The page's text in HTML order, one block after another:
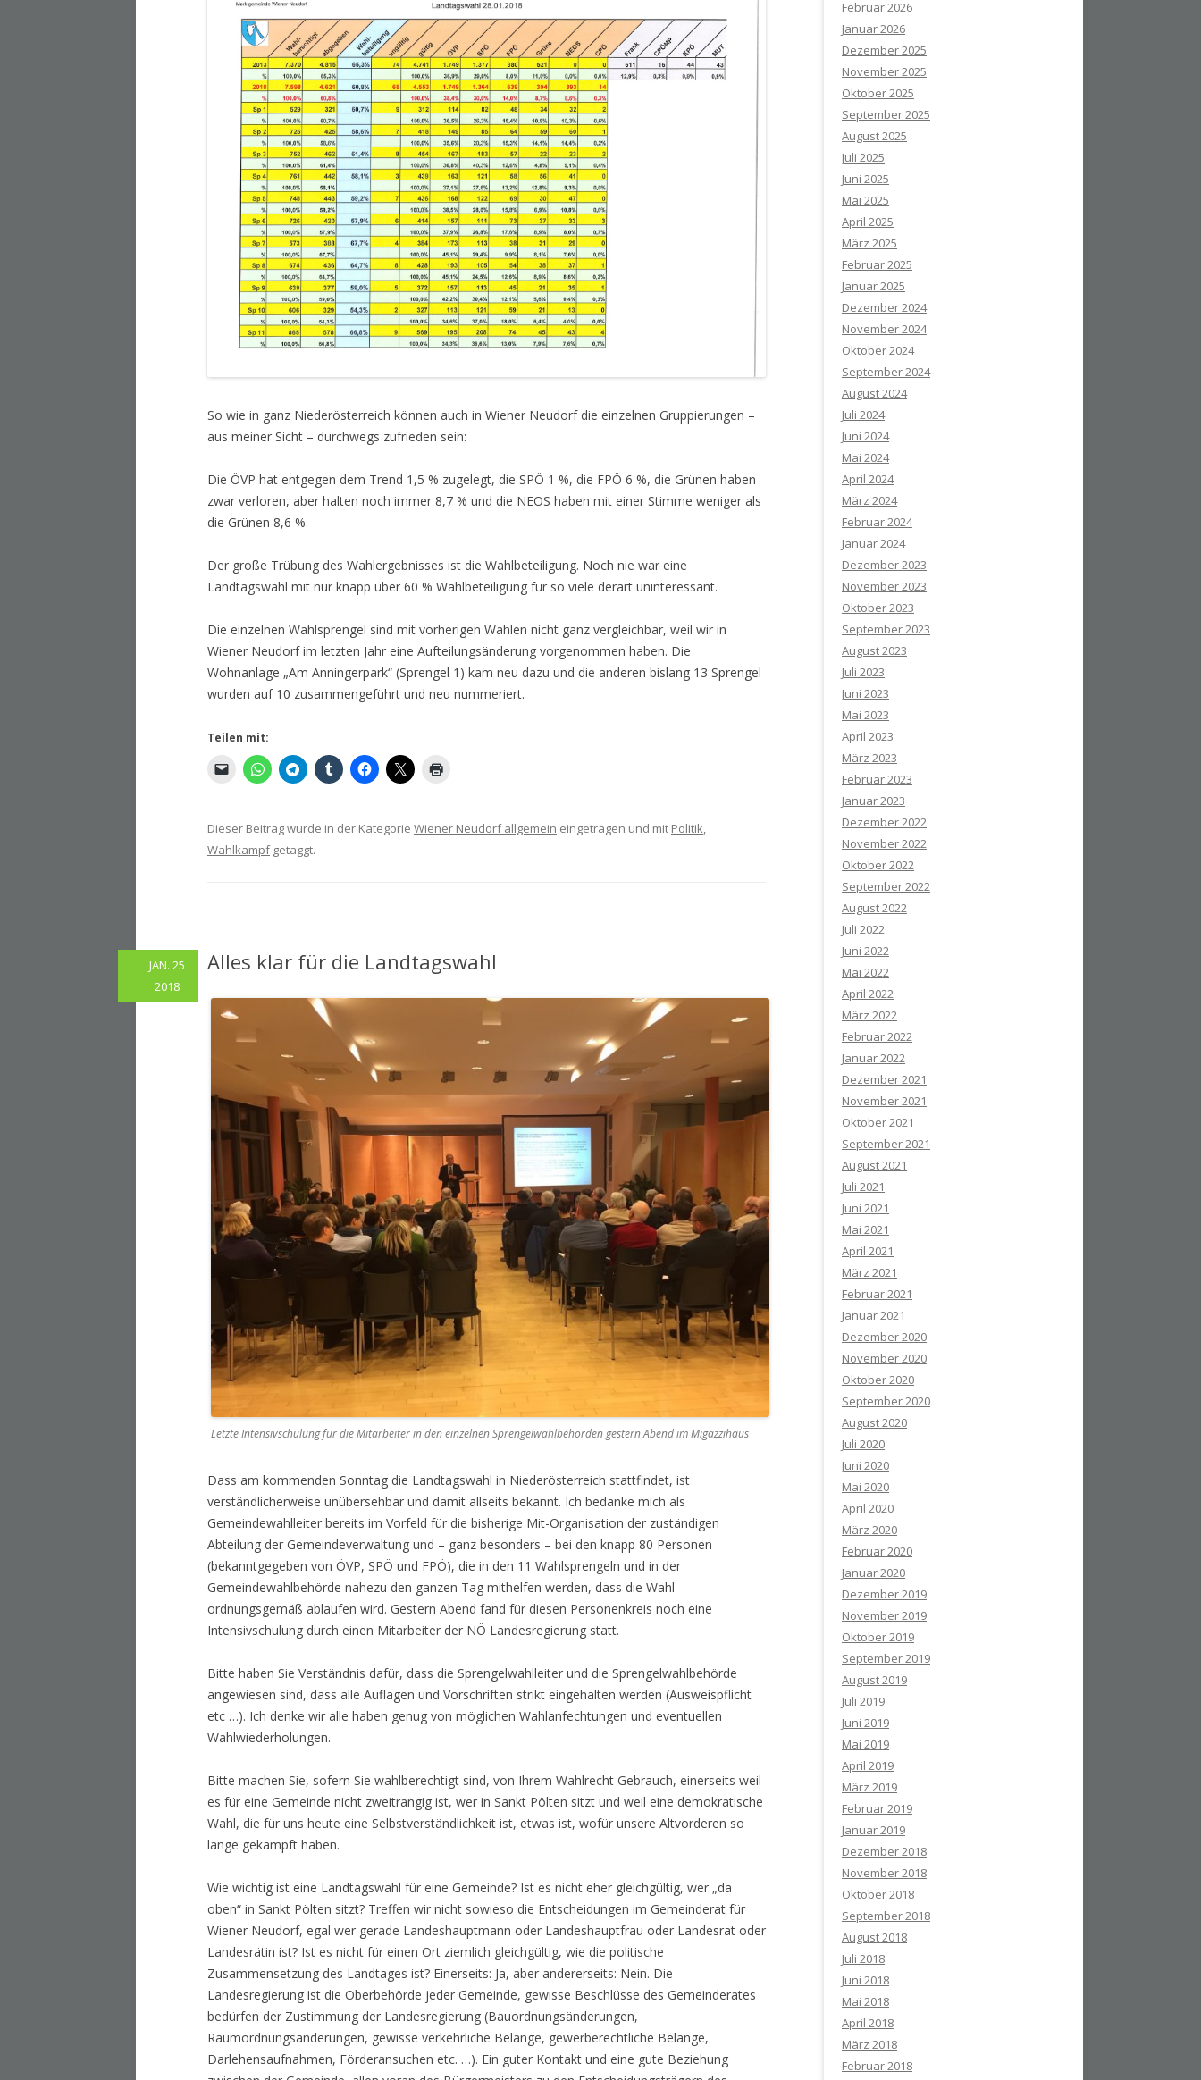
So wie in ganz Niederösterreich können auch in Wiener Neudorf die einzelnen Gruppierungen –
aus meiner Sicht – durchwegs zufrieden sein:
Die ÖVP hat entgegen dem Trend 1,5 % zugelegt, die SPÖ 1 %, die FPÖ 6 %, die Grünen haben
zwar verloren, aber halten noch immer 8,7 % und die NEOS haben mit einer Stimme weniger als
die Grünen 8,6 %.
Der große Trübung des Wahlergebnisses ist die Wahlbeteiligung. Noch nie war eine
Landtagswahl mit nur knapp über 60 % Wahlbeteiligung für so viele derart uninteressant.
Die einzelnen Wahlsprengel sind mit vorherigen Wahlen nicht ganz vergleichbar, weil wir in
Wiener Neudorf im letzten Jahr eine Aufteilungsänderung vorgenommen haben. Die
Wohnanlage „Am Anningerpark“ (Sprengel 1) kam neu dazu und die anderen bislang 13 Sprengel
wurden auf 10 zusammengeführt und neu nummeriert.
Teilen mit:
Dieser Beitrag wurde in der Kategorie Wiener Neudorf allgemein eingetragen und mit Politik,
Wahlkampfgetaggt.
Alles klar für die Landtagswahl
Letzte Intensivschulung für die Mitarbeiter in den einzelnen Sprengelwahlbehörden gestern Abend im Migazzihaus
Dass am kommenden Sonntag die Landtagswahl in Niederösterreich stattfindet, ist
verständlicherweise unübersehbar und damit allseits bekannt. Ich bedanke mich als
Gemeindewahlleiter bereits im Vorfeld für die bisherige Mit-Organisation der zuständigen
Abteilung der Gemeindeverwaltung und – ganz besonders – bei den knapp 80 Personen
(bekanntgegeben von ÖVP, SPÖ und FPÖ), die in den 11 Wahlsprengeln und in der
Gemeindewahlbehörde nahezu den ganzen Tag mithelfen werden, dass die Wahl
ordnungsgemäß ablaufen wird. Gestern Abend fand für diesen Personenkreis noch eine
Intensivschulung durch einen Mitarbeiter der NÖ Landesregierung statt.
Bitte haben Sie Verständnis dafür, dass die Sprengelwahlleiter und die Sprengelwahlbehörde
angewiesen sind, dass alle Auflagen und Vorschriften strikt eingehalten werden (Ausweispflicht
etc …). Ich denke wir alle haben genug von möglichen Wahlanfechtungen und eventuellen
Wahlwiederholungen.
Bitte machen Sie, sofern Sie wahlberechtigt sind, von Ihrem Wahlrecht Gebrauch, einerseits weil
es für eine Gemeinde nicht zweitrangig ist, wer in Sankt Pölten sitzt und weil eine demokratische
Wahl, die für uns heute eine Selbstverständlichkeit ist, etwas ist, wofür unsere Altvorderen so
lange gekämpft haben.
Wie wichtig ist eine Landtagswahl für eine Gemeinde? Ist es nicht eher gleichgültig, wer „da
oben“ in Sankt Pölten sitzt? Treffen wir nicht sowieso die Entscheidungen im Gemeinderat für
Wiener Neudorf, egal wer gerade Landeshauptmann oder Landeshauptfrau oder Landesrat oder
Landesrätin ist? Ist es nicht für einen Ort ziemlich gleichgültig, wie die politische
Zusammensetzung des Landtages ist? Einerseits: Ja, aber andererseits: Nein. Die
Landesregierung ist die Oberbehörde jeder Gemeinde, gewisse Beschlüsse des Gemeinderates
bedürfen der Zustimmung der Landesregierung (Bauordnungsänderungen,
Raumordnungsänderungen, gewisse verkehrliche Belange, gewerberechtliche Belange,
Darlehensaufnahmen, Förderansuchen etc. …). Ein guter Kontakt und eine gute Beziehung
JAN. 25
2018
Februar 2026
Januar 2026
Dezember 2025
November 2025
Oktober 2025
September 2025
August 2025
Juli 2025
Juni 2025
Mai 2025
April 2025
März 2025
Februar 2025
Januar 2025
Dezember 2024
November 2024
Oktober 2024
September 2024
August 2024
Juli 2024
Juni 2024
Mai 2024
April 2024
März 2024
Februar 2024
Januar 2024
Dezember 2023
November 2023
Oktober 2023
September 2023
August 2023
Juli 2023
Juni 2023
Mai 2023
April 2023
März 2023
Februar 2023
Januar 2023
Dezember 2022
November 2022
Oktober 2022
September 2022
August 2022
Juli 2022
Juni 2022
Mai 2022
April 2022
März 2022
Februar 2022
Januar 2022
Dezember 2021
November 2021
Oktober 2021
September 2021
August 2021
Juli 2021
Juni 2021
Mai 2021
April 2021
März 2021
Februar 2021
Januar 2021
Dezember 2020
November 2020
Oktober 2020
September 2020
August 2020
Juli 2020
Juni 2020
Mai 2020
April 2020
März 2020
Februar 2020
Januar 2020
Dezember 2019
November 2019
Oktober 2019
September 2019
August 2019
Juli 2019
Juni 2019
Mai 2019
April 2019
März 2019
Februar 2019
Januar 2019
Dezember 2018
November 2018
Oktober 2018
September 2018
August 2018
Juli 2018
Juni 2018
Mai 2018
April 2018
März 2018
Februar 2018